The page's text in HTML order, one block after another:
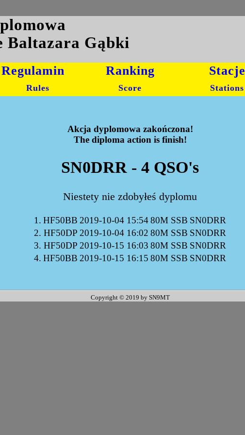
Baltazara Gąbki
Regulamin
Rules
Ranking
Score
Stacje
Stations
Akcja dyplomowa zakończona!
The diploma action is finish!
SN0DRR - 4 QSO's
Niestety nie zdobyłeś dyplomu
1. HF50BB 2019-10-04 15:5480M SSB SN0DRR
2. HF50DP 2019-10-04 16:02 80M SSB SN0DRR
3. HF50DP 2019-10-15 16:03 80M SSB SN0DRR
4. HF50BB 2019-10-15 16:15 80M SSB SN0DRR
Copyright © 2019 by SN9MT